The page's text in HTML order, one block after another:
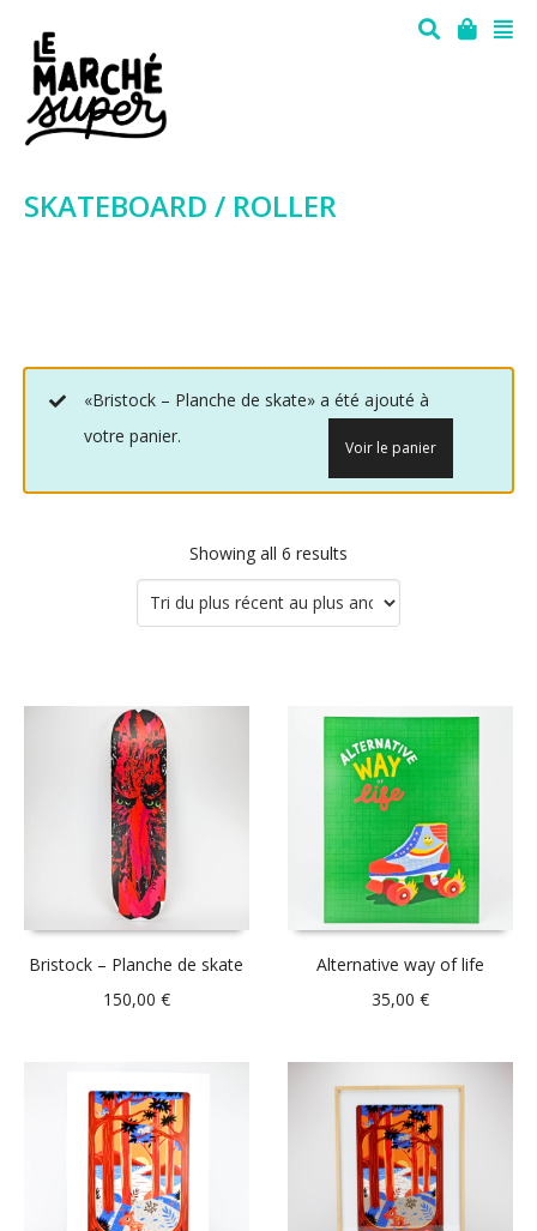
SKATEBOARD / ROLLER
«Bristock – Planche de skate» a été ajouté à
votre panier.
Voir le panier
Showing all 6 results
Bristock – Planche de skate
150,00 €
Alternative way of life
35,00€